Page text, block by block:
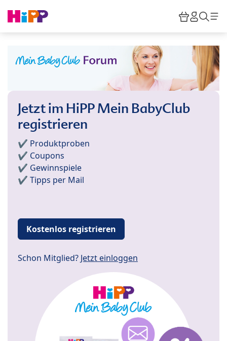
HiPP
Jetzt im HiPP Mein BabyClub
registrieren
✔️ Produktproben
✔️ Coupons
✔️ Gewinnspiele
✔️ Tipps per Mail
Kostenlos registrieren
Schon Mitglied? Jetzt einloggen